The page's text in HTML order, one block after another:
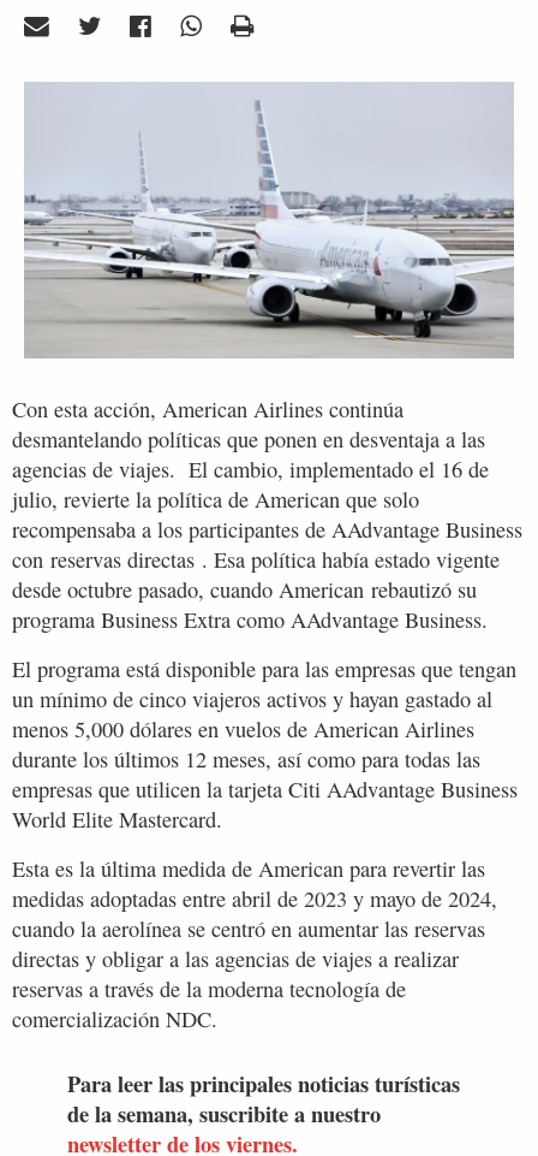
Con esta acción, American Airlines continúa
desmantelando políticas que ponen en desventaja a las
agencias de viajes. El cambio, implementado el 16 de
julio, revierte la política de American que solo
recompensaba a los participantes de AAdvantage Business
con reservas directas . Esa política había estado vigente
desde octubre pasado, cuando American rebautizó su
programa Business Extra como AAdvantage Business.
El programa está disponible para las empresas que tengan
un mínimo de cinco viajeros activos y hayan gastado al
menos 5,000 dólares en vuelos de American Airlines
durante los últimos 12 meses, así como para todas las
empresas que utilicen la tarjeta Citi AAdvantage Business
World Elite Mastercard.
Esta es la última medida de American para revertir las
medidas adoptadas entre abril de 2023 y mayo de 2024,
cuando la aerolínea se centró en aumentar las reservas
directas y obligar a las agencias de viajes a realizar
reservas a través de la moderna tecnología de
comercialización NDC.
Para leer las principales noticias turísticas
de la semana, suscribite a nuestro
newsletter de los viernes.